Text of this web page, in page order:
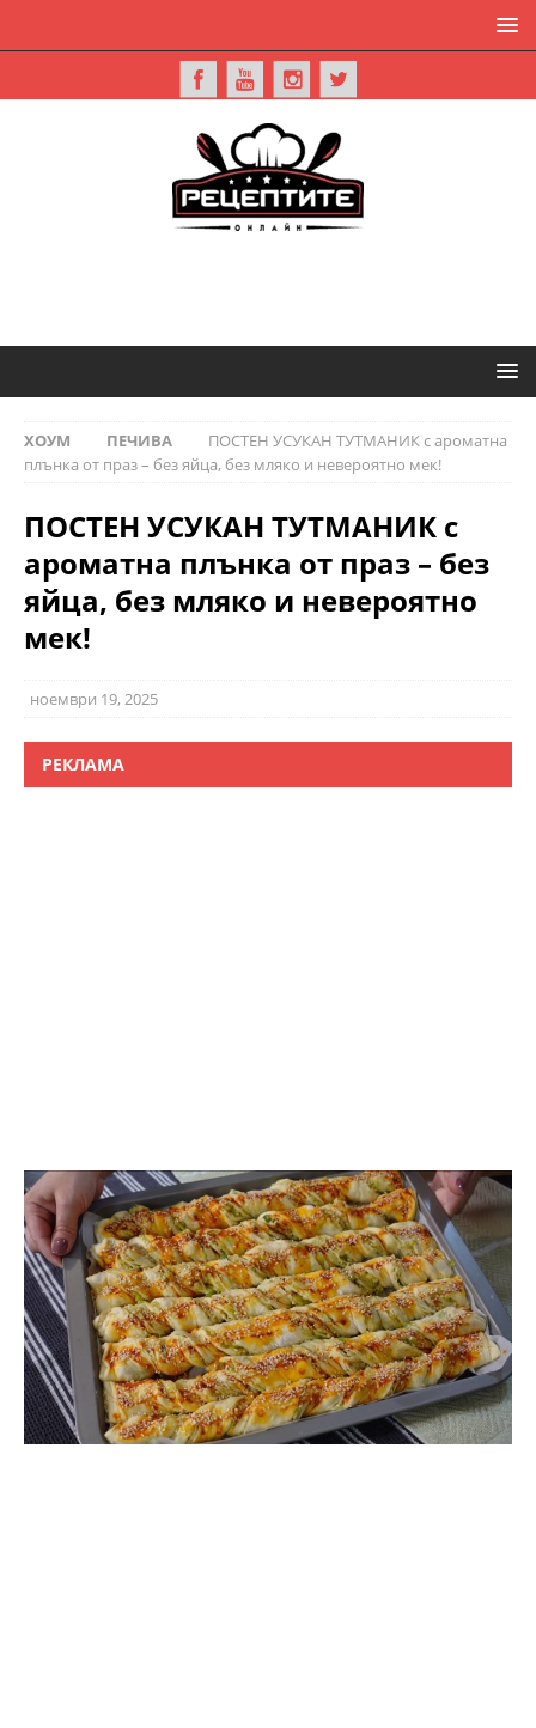
ХОУМ ПЕЧИВА
ПОСТЕН УСУКАН ТУТМАНИК с ароматна
плънка от праз – без яйца, без мляко и невероятно мек!
ПОСТЕН УСУКАН ТУТМАНИК с
ароматна плънка от праз – без
яйца, без мляко и невероятно
мек!
ноември 19, 2025
РЕКЛАМА